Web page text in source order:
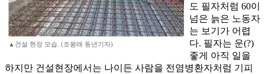
▲건설 현장 모습. (조왕래 동년기자)
도 필자처럼 60이
넘은 늙은 노동자
는 보기가 어렵
다. 필자는 운(?)
좋게 아직 일을
하지만 건설현장에서는 나이든 사람을 전염병환자처럼 기피